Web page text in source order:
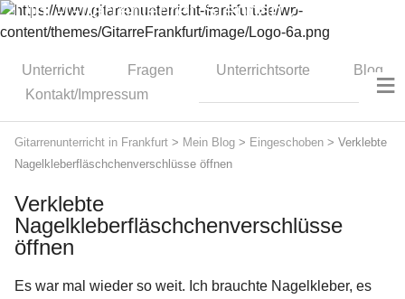
Dipl.-Gitarrenlehrer Stephan Zitzmann
Unterricht Fragen Unterrichtsorte
Blog
Kontakt/Impressum
≡
Gitarrenunterricht in Frankfurt > Mein Blog > Eingeschoben > Verklebte
Nagelkleberfläschchenverschlüsse öffnen
Verklebte
Nagelkleberfläschchenverschlüsse
öffnen
Es war mal wieder so weit. Ich brauchte Nagelkleber, es